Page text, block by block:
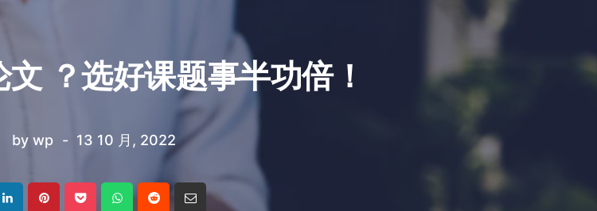
？选好课题事半功倍！
by wp 13 10 月, 2022